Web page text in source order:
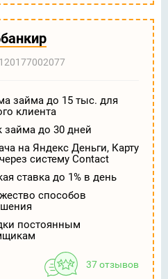
займа до 15 тыс. для
клиента
займа до 30 дней
на Яндекс Деньги, Карту
систему Contact
ставка до 1% в день
способов
постоянным
37 отзывов